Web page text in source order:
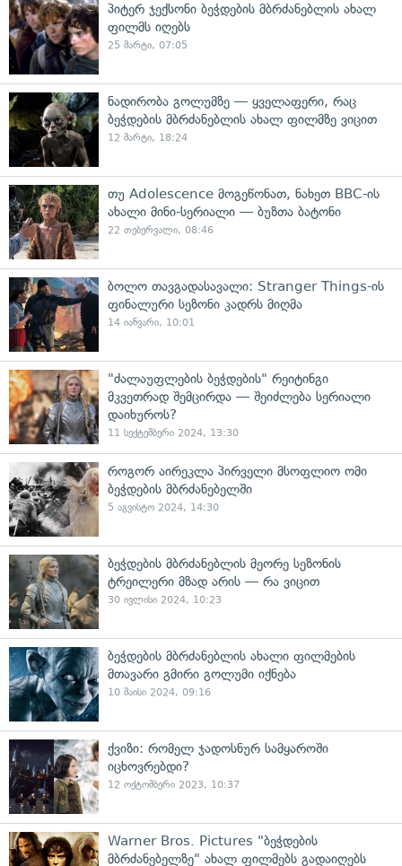
პიტერ ჯექსონი ბეჭდების მბრძანებლის ახალ
ფილმს იღებს
25 მარტი, 07:05
ნადირობა გოლუმზე — ყველაფერი, რაც
ბეჭდების მბრძანებლის ახალ ფილმზე ვიცით
12 მარტი, 18:24
თუ Adolescence მოგეწონათ, ნახეთ BBC-ის
ახალი მინი-სერიალი — ბუზთა ბატონი
22 თებერვალი, 08:46
ბოლო თავგადასავალი: Stranger Things-ის
ფინალური სეზონი კადრს მიღმა
14 იანვარი, 10:01
"ძალაუფლების ბეჭდების" რეიტინგი
მკვეთრად შემცირდა — შეიძლება სერიალი
დაიხუროს?
11 სექტემბერი 2024, 13:30
როგორ აირეკლა პირველი მსოფლიო ომი
ბეჭდების მბრძანებელში
5 აგვისტო 2024, 14:30
ბეჭდების მბრძანებლის მეორე სეზონის
ტრეილერი მზად არის — რა ვიცით
30 ივლისი 2024, 10:23
ბეჭდების მბრძანებლის ახალი ფილმების
მთავარი გმირი გოლუმი იქნება
10 მაისი 2024, 09:16
ქვიზი: რომელ ჯადოსნურ სამყაროში
იცხოვრებდი?
12 ოქტომბერი 2023, 10:37
Warner Bros. Pictures "ბეჭდების
მბრძანებელზე" ახალ ფილმებს გადაიღებს